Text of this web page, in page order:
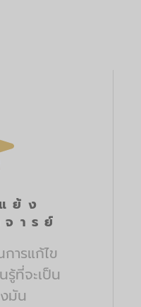
ย้ง
ารย์
ารแก้ไข
รู้ที่จะเป็น
มัน